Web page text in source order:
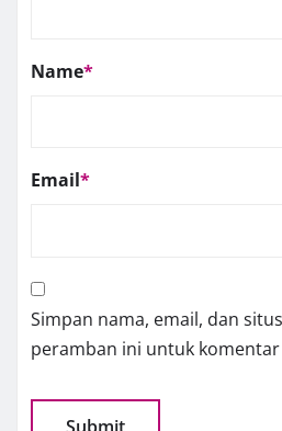
Name*
Email*
Simpan nama, email, dan
peramban ini untuk